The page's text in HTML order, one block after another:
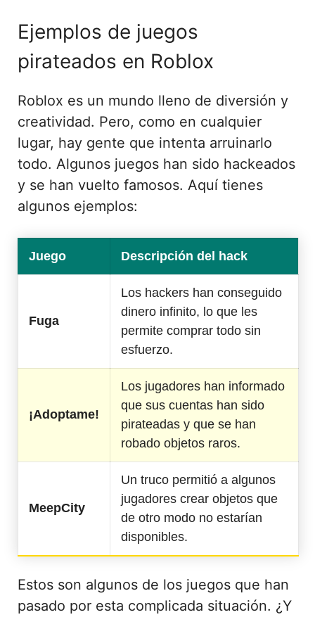
Ejemplos de juegos
pirateados en Roblox
Roblox es un mundo lleno de diversión y
creatividad. Pero, como en cualquier
lugar, hay gente que intenta arruinarlo
todo. Algunos juegos han sido hackeados
y se han vuelto famosos. Aquí tienes
algunos ejemplos:
Juego Descripción del hack
Fuga
Los hackers han conseguido
dinero infinito, lo que les
permite comprar todo sin
esfuerzo.
¡Adoptame!
Los jugadores han informado
que sus cuentas han sido
pirateadas y que se han
robado objetos raros.
MeepCity
Un truco permitió a algunos
jugadores crear objetos que
de otro modo no estarían
disponibles.
Estos son algunos de los juegos que han
pasado por esta complicada situación. ¿Y